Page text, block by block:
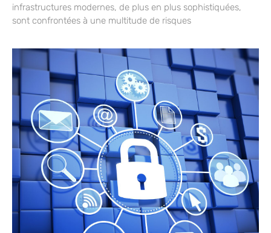
infrastructures modernes, de plus en plus sophistiquées,
sont confrontées à une multitude de risques